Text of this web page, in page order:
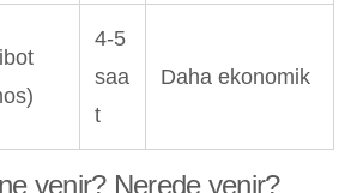
4-5
saa
t
Daha ekonomik
yenir? Nerede yenir?